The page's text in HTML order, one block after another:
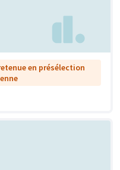
en présélection